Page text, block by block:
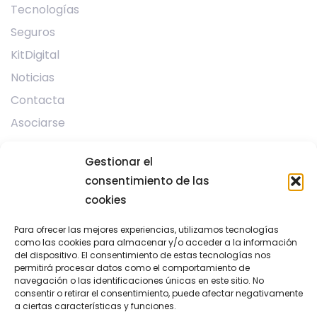
Gestionar el
consentimiento de las
cookies
Para ofrecer las mejores experiencias, utilizamos tecnologías
como las cookies para almacenar y/o acceder a la información
del dispositivo. El consentimiento de estas tecnologías nos
permitirá procesar datos como el comportamiento de
navegación o las identificaciones únicas en este sitio. No
consentir o retirar el consentimiento, puede afectar negativamente
a ciertas características y funciones.
Tecnologías
Seguros
KitDigital
Noticias
Contacta
Asociarse
Mentorización
Contacto
971 439 866
gerencia@gsbit.org